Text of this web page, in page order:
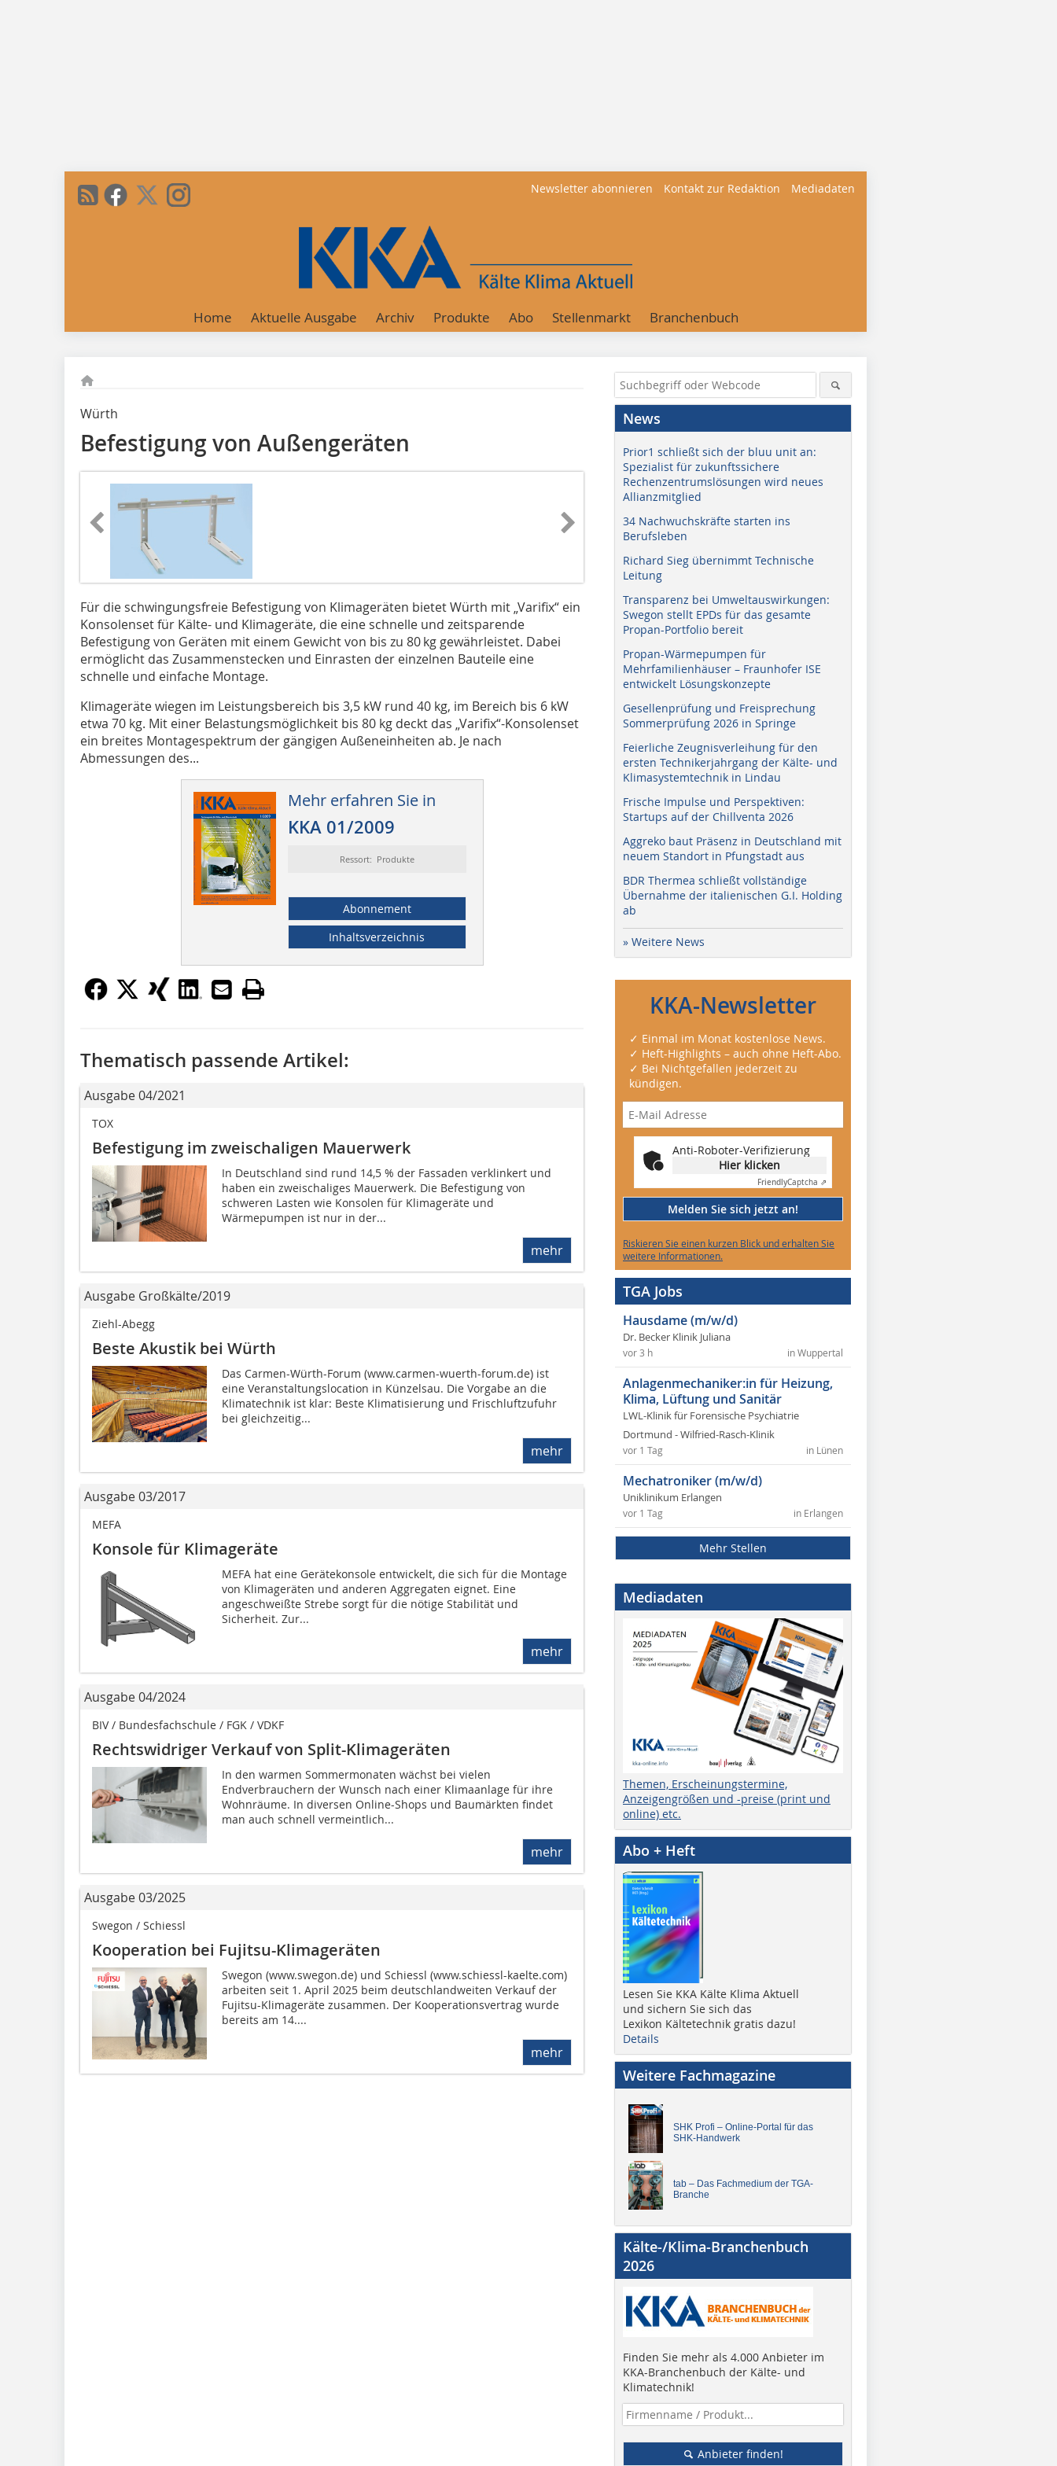
Newsletter abonnieren Kontakt zur Redaktion Mediadaten
Home Aktuelle Ausgabe Archiv Produkte Abo Stellenmarkt Branchenbuch
Würth
Befestigung von Außengeräten
Für die schwingungsfreie Befes­tigung von Klimageräten bietet Würth mit „Varifix“ ein
Konsolenset für Kälte- und Klimageräte, die eine schnelle und zeitsparende
Befestigung von Geräten mit einem Gewicht von bis zu 80 kg gewährleistet. Dabei
ermöglicht das Zusammenstecken und Einrasten der einzelnen Bauteile eine
schnelle und einfache Montage.
Klimageräte wiegen im Leistungsbereich bis 3,5 kW rund 40 kg, im Bereich bis 6 kW
etwa 70 kg. Mit einer Belastungsmöglichkeit bis 80 kg deckt das „Varifix“-Konsolenset
ein breites Montagespektrum der gängigen Außeneinheiten ab. Je nach
Abmessungen des...
Mehr erfahren Sie in
KKA 01/2009
Ressort: Produkte
Abonnement
Inhaltsverzeichnis
Thematisch passende Artikel:
Ausgabe 04/2021
TOX
Befestigung im zweischaligen Mauerwerk
In Deutschland sind rund 14,5 % der Fassaden verklinkert und
haben ein zweischaliges Mauerwerk. Die Befestigung von
schweren Lasten wie Konsolen für Klimageräte und
Wärmepumpen ist nur in der...
mehr
Ausgabe Großkälte/2019
Ziehl-Abegg
Beste Akustik bei Würth
Das Carmen-Würth-Forum (www.carmen-wuerth-forum.de) ist
eine Veranstaltungslocation in Künzelsau. Die Vorgabe an die
Klimatechnik ist klar: Beste Klimatisierung und Frischluftzufuhr
bei gleichzeitig...
mehr
Ausgabe 03/2017
MEFA
Konsole für Klimageräte
MEFA hat eine Gerätekonsole entwickelt, die sich für die Montage
von Klimageräten und anderen Aggregaten eignet. Eine
angeschweißte Strebe sorgt für die nötige Stabilität und
Sicherheit. Zur...
mehr
Ausgabe 04/2024
BIV / Bundesfachschule / FGK / VDKF
Rechtswidriger Verkauf von Split-Klimageräten
In den warmen Sommermonaten wächst bei vielen
Endverbrauchern der Wunsch nach einer Klimaanlage für ihre
Wohnräume. In diversen Online-Shops und Baumärkten findet
man auch schnell vermeintlich...
mehr
Ausgabe 03/2025
Swegon / Schiessl
Kooperation bei Fujitsu-Klimageräten
Swegon (www.swegon.de) und Schiessl (www.schiessl-kaelte.com)
arbeiten seit 1. April 2025 beim deutschlandweiten Verkauf der
Fujitsu-Klimageräte zusammen. Der Kooperationsvertrag wurde
bereits am 14....
mehr
News
Prior1 schließt sich der bluu unit an:
Spezialist für zukunftssichere
Rechenzentrumslösungen wird neues
Allianzmitglied
34 Nachwuchskräfte starten ins
Berufsleben
Richard Sieg übernimmt Technische
Leitung
Transparenz bei Umweltauswirkungen:
Swegon stellt EPDs für das gesamte
Propan-Portfolio bereit
Propan-Wärmepumpen für
Mehrfamilienhäuser – Fraunhofer ISE
entwickelt Lösungskonzepte
Gesellenprüfung und Freisprechung
Sommerprüfung 2026 in Springe
Feierliche Zeugnisverleihung für den
ersten Technikerjahrgang der Kälte- und
Klimasystemtechnik in Lindau
Frische Impulse und Perspektiven:
Startups auf der Chillventa 2026
Aggreko baut Präsenz in Deutschland mit
neuem Standort in Pfungstadt aus
BDR Thermea schließt vollständige
Übernahme der italienischen G.I. Holding
ab
» Weitere News
KKA-Newsletter
✓ Einmal im Monat kostenlose News.
✓ Heft-Highlights – auch ohne Heft-Abo.
✓ Bei Nichtgefallen jederzeit zu
kündigen.
Anti-Roboter-Verifizierung
Hier klicken
FriendlyCaptcha ⇗
Melden Sie sich jetzt an!
Riskieren Sie einen kurzen Blick und erhalten Sie
weitere Informationen.
TGA Jobs
Hausdame (m/w/d)
Dr. Becker Klinik Juliana
in Wuppertal
vor 3 h
Anlagenmechaniker:in für Heizung,
Klima, Lüftung und Sanitär
LWL-Klinik für Forensische Psychiatrie
Dortmund - Wilfried-Rasch-Klinik
in Lünen
vor 1 Tag
Mechatroniker (m/w/d)
Uniklinikum Erlangen
in Erlangen
vor 1 Tag
Mehr Stellen
Mediadaten
Themen, Erscheinungstermine,
Anzeigengrößen und -preise (print und
online) etc.
Abo + Heft
Lesen Sie KKA Kälte Klima Aktuell
und sichern Sie sich das
Lexikon Kältetechnik gratis dazu!
Details
Weitere Fachmagazine
SHK Profi – Online-Portal für das
SHK-Handwerk
tab – Das Fachmedium der TGA-
Branche
Kälte-/Klima-Branchenbuch
2026
Finden Sie mehr als 4.000 Anbieter im
KKA-Branchenbuch der Kälte- und
Klimatechnik!
Anbieter finden!